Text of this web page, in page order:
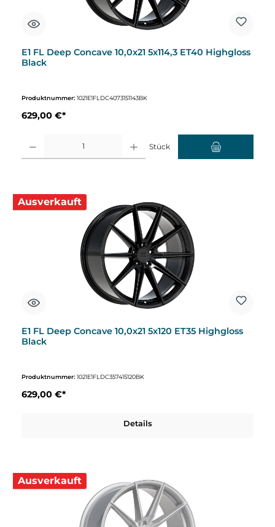
E1 FL Deep Concave 10,0x21 5x114,3 ET40 Highgloss
Black
Produktnummer: 1021E1FLDC4073151143BK
629,00 €*
Stück
Ausverkauft
E1 FL Deep Concave 10,0x21 5x120 ET35 Highgloss
Black
Produktnummer: 1021E1FLDC357415120BK
629,00 €*
Details
Ausverkauft